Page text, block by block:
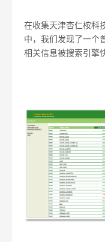
在收集天津杏仁桉科
中，我们发现了一个
相关信息被搜索引擎